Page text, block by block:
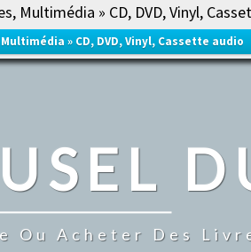
Multimédia » CD, DVD, Vinyl,
» CD, DVD, Vinyl, Cassette audio
Ou Acheter Des